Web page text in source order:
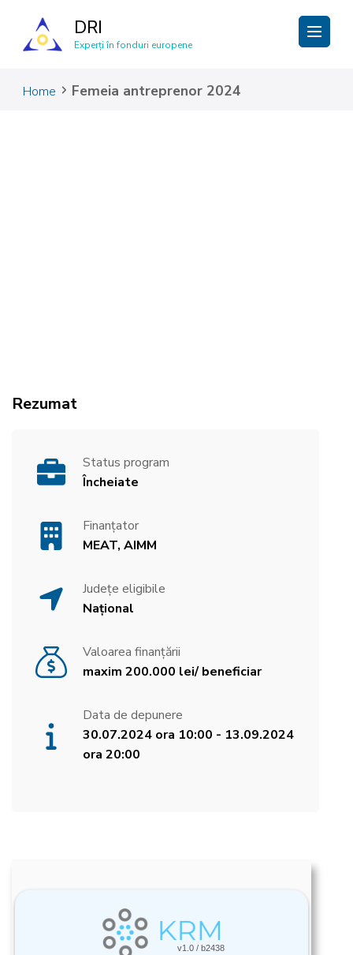
DRI
Experți în fonduri europene
Home Femeia antreprenor 2024
Rezumat
Status program
Încheiate
Finanțator
MEAT, AIMM
Județe eligibile
Național
Valoarea finanțării
maxim 200.000 lei/ beneficiar
Data de depunere
30.07.2024 ora 10:00 - 13.09.2024
ora 20:00